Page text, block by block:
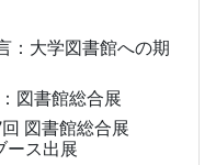
：大学図書館への期
図書館総合展
図書館総合展
ース出展